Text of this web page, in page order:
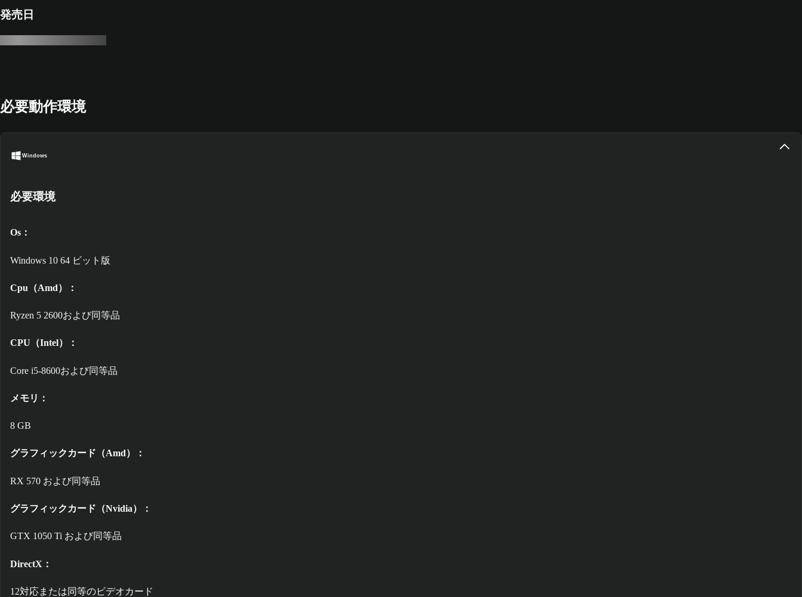
発売日
必要動作環境
Windows
必要環境
Os：
Windows 10 64 ビット版
Cpu（Amd）：
Ryzen 5 2600および同等品
CPU（Intel）：
Core i5-8600および同等品
メモリ：
8 GB
グラフィックカード（Amd）：
RX 570 および同等品
グラフィックカード（Nvidia）：
GTX 1050 Ti および同等品
DirectX：
12対応または同等のビデオカード